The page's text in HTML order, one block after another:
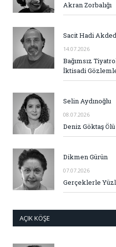
Akran Zorbalığı
Sacit Hadi
14.07.2026
Bağımsız
İktisadi
Selin Aydınoğlu
08.07.2026
Deniz Göktaş
Dikmen Gürün
07.07.2026
Gerçeklerle
AÇIK KÖŞE